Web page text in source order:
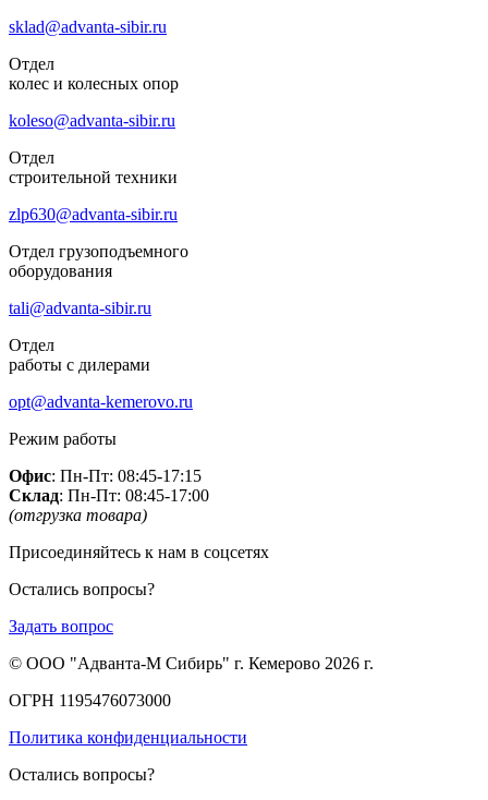
sklad@advanta-sibir.ru
Отдел
колес и колесных опор
koleso@advanta-sibir.ru
Отдел
строительной техники
zlp630@advanta-sibir.ru
Отдел грузоподъемного
оборудования
tali@advanta-sibir.ru
Отдел
работы с дилерами
opt@advanta-kemerovo.ru
Режим работы
Офис: Пн-Пт: 08:45-17:15
Склад: Пн-Пт: 08:45-17:00
(отгрузка товара)
Присоединяйтесь к нам в соцсетях
Остались вопросы?
Задать вопрос
© ООО "Адванта-М Сибирь" г. Кемерово 2026 г.
ОГРН 1195476073000
Политика конфиденциальности
Остались вопросы?